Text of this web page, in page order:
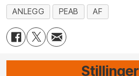
ANLEGG PEAB AF
Stillinger